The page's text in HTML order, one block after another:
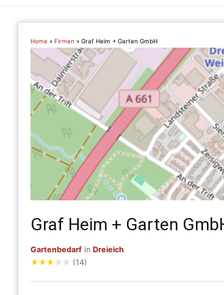
Home » Firmen » Graf Heim + Garten GmbH
Graf Heim + Garten
Gartenbedarf in Dreieich
★★★ ☆ ☆ (14)